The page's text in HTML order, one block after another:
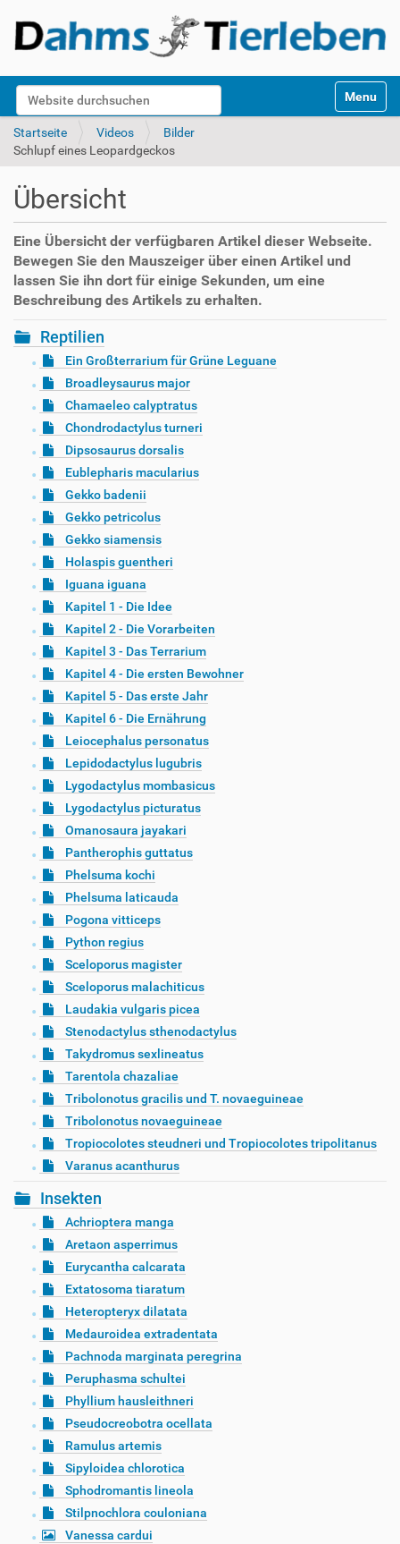
Website durchsuchen
k
Toggle
Startseite Videos
Bilder
Schlupf eines Leopardgeckos
Übersicht
Eine Übersicht der verfügbaren Artikel dieser Webseite.
Bewegen Sie den Mauszeiger über einen Artikel und
lassen Sie ihn dort für einige Sekunden, um eine
Beschreibung des Artikels zu erhalten.
Reptilien
Ein Großterrarium für Grüne Leguane
Broadleysaurus major
Chamaeleo calyptratus
Chondrodactylus turneri
Dipsosaurus dorsalis
Eublepharis macularius
Gekko badenii
Gekko petricolus
Gekko siamensis
Holaspis guentheri
Iguana iguana
Kapitel 1 - Die Idee
Kapitel 2 - Die Vorarbeiten
Kapitel 3 - Das Terrarium
Kapitel 4 - Die ersten Bewohner
Kapitel 5 - Das erste Jahr
Kapitel 6 - Die Ernährung
Leiocephalus personatus
Lepidodactylus lugubris
Lygodactylus mombasicus
Lygodactylus picturatus
Omanosaura jayakari
Pantherophis guttatus
Phelsuma kochi
Phelsuma laticauda
Pogona vitticeps
Python regius
Sceloporus magister
Sceloporus malachiticus
Laudakia vulgaris picea
Stenodactylus sthenodactylus
Takydromus sexlineatus
Tarentola chazaliae
Tribolonotus gracilis und T. novaeguineae
Tribolonotus novaeguineae
Tropiocolotes steudneri und Tropiocolotes tripolitanus
Varanus acanthurus
Insekten
Achrioptera manga
Aretaon asperrimus
Eurycantha calcarata
Extatosoma tiaratum
Heteropteryx dilatata
Medauroidea extradentata
Pachnoda marginata peregrina
Peruphasma schultei
Phyllium hausleithneri
Pseudocreobotra ocellata
Ramulus artemis
Sipyloidea chlorotica
Sphodromantis lineola
Stilpnochlora couloniana
Vanessa cardui